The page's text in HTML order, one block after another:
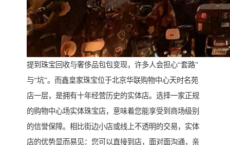
提到珠宝回收与奢侈品包包变现，许多人会担心“套路”
与“坑”。而鑫皇家珠宝位于北京华联购物中心天时名苑
店一层，是拥有十年经营历史的实体店。选择一家正规
的购物中心场实体珠宝店，意味着您能享受到商场级别
的信誉保障。相比街边小店或线上不透明的交易，实体
店的优势显而易见：您可以直接到店，面对面沟通，亲